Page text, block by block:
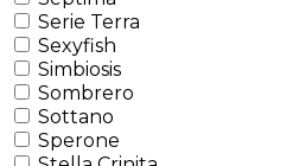
Serie Terra
Sexyfish
Simbiosis
Sombrero
Sottano
Sperone